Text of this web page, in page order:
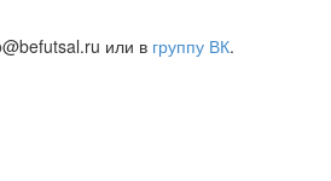
или в группу ВК.